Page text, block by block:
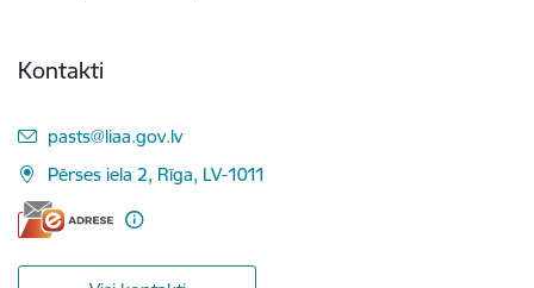
Kontakti
E-pasts:
pasts@liaa.gov.lv
Pērses iela 2, Rīga, LV-1011